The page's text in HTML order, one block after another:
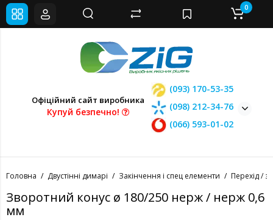
Офіційний сайт виробника
Купуй безпечно!
(093) 170-53-35
(098) 212-34-76
(066) 593-01-02
0
Головна Двустінні димарі Закінчення і спец елементи Перехід /
Зворотний конус ø 180/250 нерж / нерж 0,6
мм